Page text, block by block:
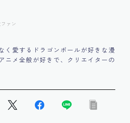
ァン
く愛するドラゴンボールが好きな漫
ニメ全般が好きで、クリエイターの